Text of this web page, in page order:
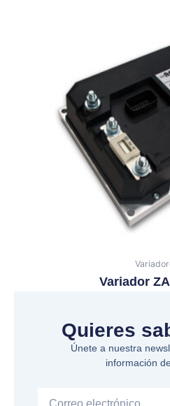
Variador
Quieres
Únete a nuestra
información